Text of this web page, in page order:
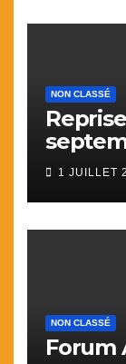
NON CLASSÉ
1 JUILLET
NON CLASSÉ
Forum